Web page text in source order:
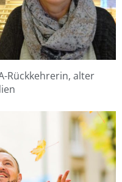
Rückkehrerin, alter